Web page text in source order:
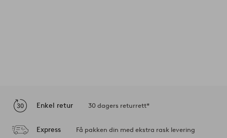
Enkel retur 30 dagers returrett*
Express Få pakken din med ekstra rask levering